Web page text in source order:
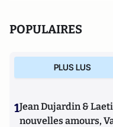
POPULAIRES
PLUS LUS
1Jean Dujardin &
nouvelles amours,